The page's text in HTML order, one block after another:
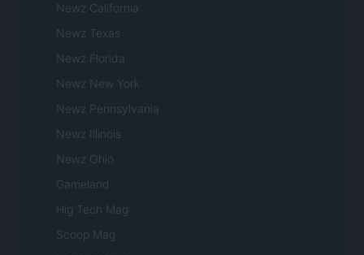
Newz California
Newz Texas
Newz Florida
Newz New York
Newz Pennsylvania
Newz Illinois
Newz Ohio
Gameland
Hig Tech Mag
Scoop Mag